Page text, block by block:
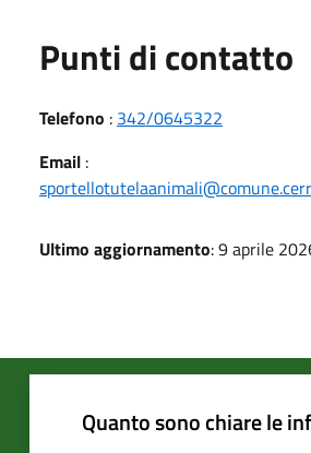
Punti di contatto
Telefono : 342/0645322
Email :
Ultimo aggiornamento: 9 aprile
Quanto sono chiare le